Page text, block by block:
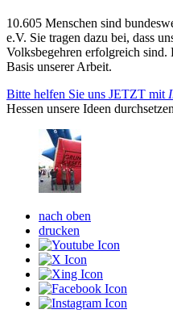
10.605 Menschen sind
e.V. Sie tragen dazu bei, dass
Volksbegehren erfolgreich
Basis unserer Arbeit.
Bitte helfen Sie uns JETZT mit
Hessen unsere Ideen
nach oben
drucken